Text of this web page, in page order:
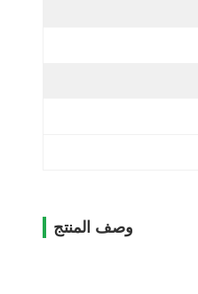
وصف المنتج